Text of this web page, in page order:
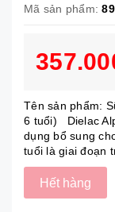
Mã sản phẩm:
Tên sản phẩm:
6 tuổi) Dielac
dụng bổ sung
tuổi là giai đoạn
Hết hàng